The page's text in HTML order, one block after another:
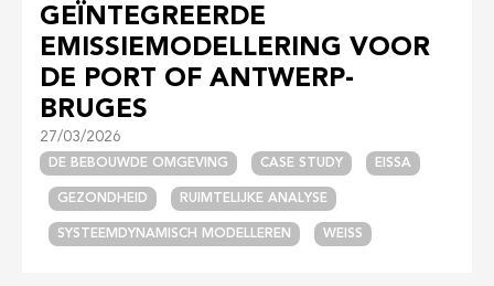
GEÏNTEGREERDE
EMISSIEMODELLERING VOOR
DE PORT OF ANTWERP-
BRUGES
27/03/2026
DE BEBOUWDE OMGEVING CASE STUDY EISSA
GEZONDHEID RUIMTELIJKE ANALYSE
SYSTEEMDYNAMISCH MODELLEREN WEISS